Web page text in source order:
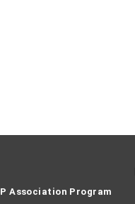
Association Program